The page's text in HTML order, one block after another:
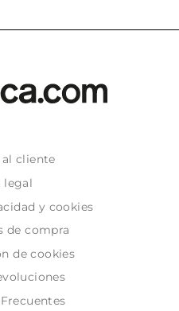
cliente
legal
y cookies
de compra
de cookies